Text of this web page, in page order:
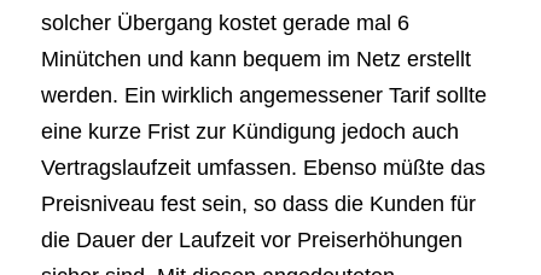
solcher Übergang kostet gerade mal 6
Minütchen und kann bequem im Netz erstellt
werden. Ein wirklich angemessener Tarif sollte
eine kurze Frist zur Kündigung jedoch auch
Vertragslaufzeit umfassen. Ebenso müßte das
Preisniveau fest sein, so dass die Kunden für
die Dauer der Laufzeit vor Preiserhöhungen